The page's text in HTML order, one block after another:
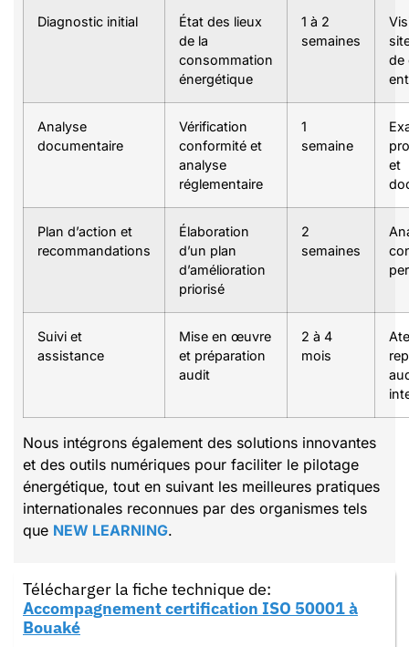
Diagnostic initial
État des lieux
de la
consommation
énergétique
1 à 2
semaines
de
Analyse
documentaire
Vérification
conformité et
analyse
réglementaire
1
semaine
et
Plan d’action et
recommandations
Élaboration
d’un plan
d’amélioration
priorisé
2
semaines
Suivi et
assistance
Mise en œuvre
et préparation
audit
2 à 4
mois
Nous intégrons également des solutions innovantes
et des outils numériques pour faciliter le pilotage
énergétique, tout en suivant les meilleures pratiques
internationales reconnues par des organismes tels
que NEW LEARNING.
Télécharger la fiche technique de:
Accompagnement certification ISO 50001 à
Bouaké